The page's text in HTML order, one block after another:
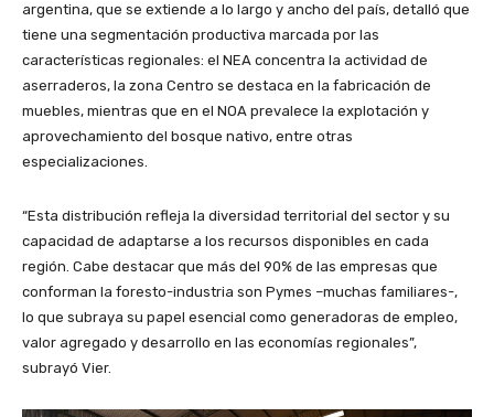
argentina, que se extiende a lo largo y ancho del país, detalló que
tiene una segmentación productiva marcada por las
características regionales: el NEA concentra la actividad de
aserraderos, la zona Centro se destaca en la fabricación de
muebles, mientras que en el NOA prevalece la explotación y
aprovechamiento del bosque nativo, entre otras
especializaciones.
“Esta distribución refleja la diversidad territorial del sector y su
capacidad de adaptarse a los recursos disponibles en cada
región. Cabe destacar que más del 90% de las empresas que
conforman la foresto-industria son Pymes –muchas familiares-,
lo que subraya su papel esencial como generadoras de empleo,
valor agregado y desarrollo en las economías regionales”,
subrayó Vier.